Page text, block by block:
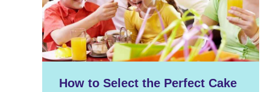
How to Select the Perfect Cake